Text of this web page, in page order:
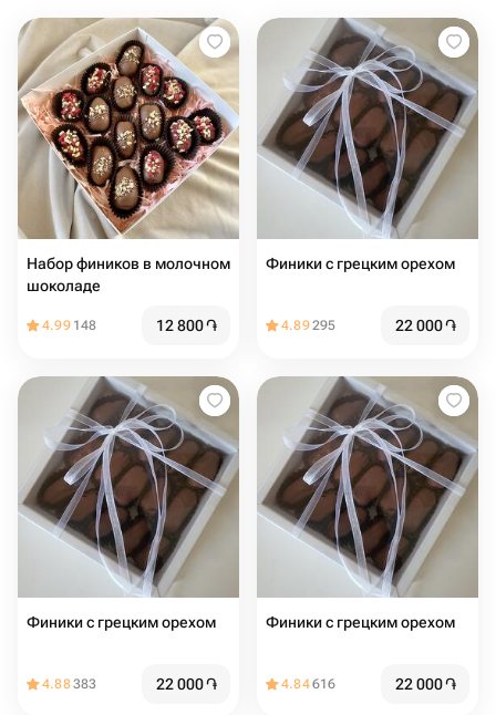
Набор фиников в молочном
шоколаде
4.99 148 12 800֏
Финики с грецким орехом
4.89295 22 000֏
Финики с грецким орехом
4.88383 22 000֏
Финики с грецким орехом
4.84616 22 000֏